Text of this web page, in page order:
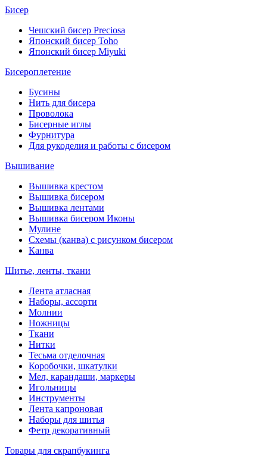
Бисер
Чешский бисер Preciosa
Японский бисер Toho
Японский бисер Miyuki
Бисероплетение
Бусины
Нить для бисера
Проволока
Бисерные иглы
Фурнитура
Для рукоделия и работы с бисером
Вышивание
Вышивка крестом
Вышивка бисером
Вышивка лентами
Вышивка бисером Иконы
Мулине
Схемы (канва) с рисунком бисером
Канва
Шитье, ленты, ткани
Лента атласная
Наборы, ассорти
Молнии
Ножницы
Ткани
Нитки
Тесьма отделочная
Коробочки, шкатулки
Мел, карандаши, маркеры
Игольницы
Инструменты
Лента капроновая
Наборы для шитья
Фетр декоративный
Товары для скрапбукинга